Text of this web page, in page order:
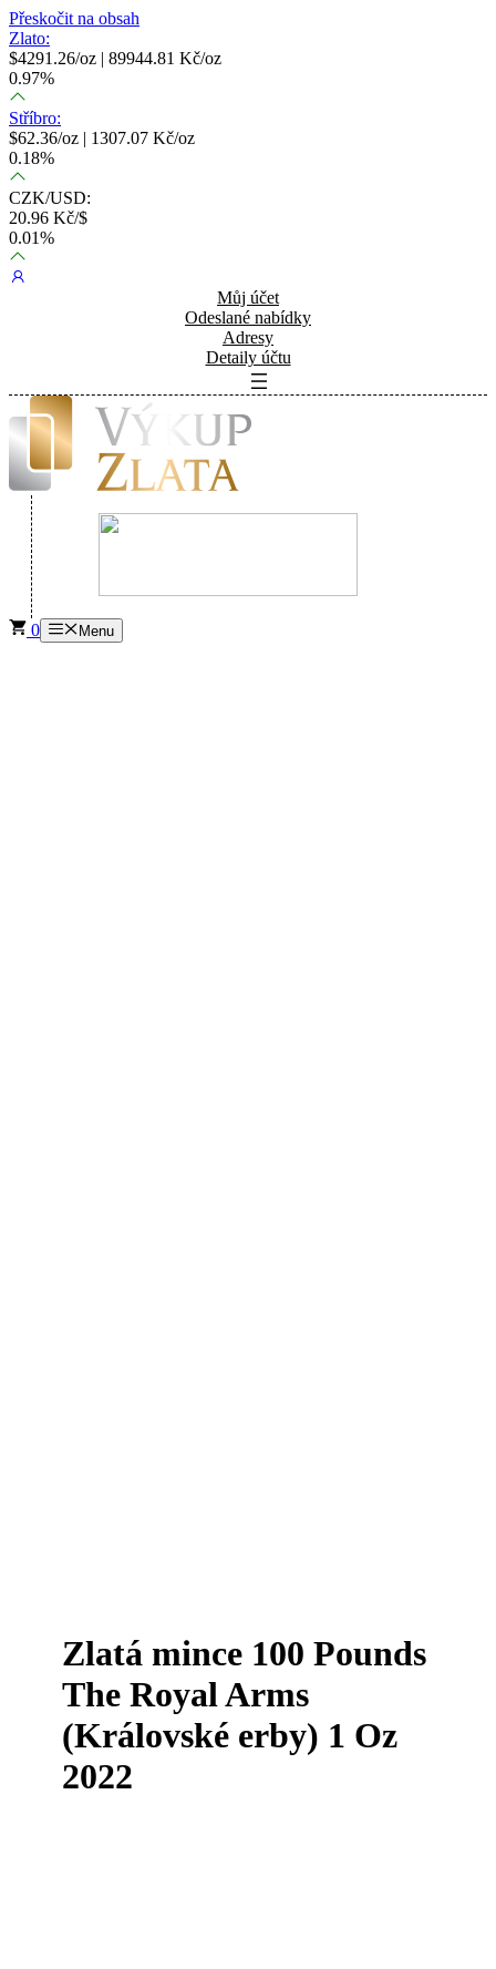
Přeskočit na obsah
Zlato:
$4291.26/oz | 89944.81 Kč/oz
0.97%
Stříbro:
$62.36/oz | 1307.07 Kč/oz
0.18%
CZK/USD:
20.96 Kč/$
0.01%
Můj účet
Odeslané nabídky
Adresy
Detaily účtu
0 Menu
Zlatá mince 100 Pounds
The Royal Arms
(Královské erby) 1 Oz
2022